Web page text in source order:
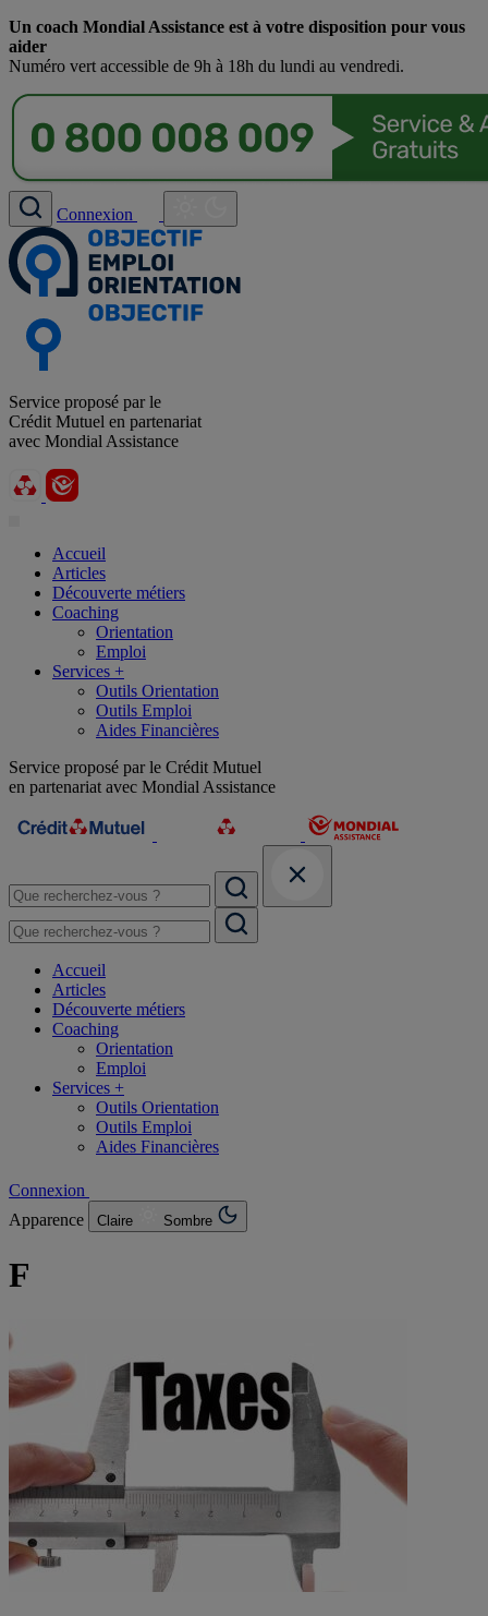
Un coach Mondial Assistance est à votre disposition pour vous
aider
Numéro vert accessible de 9h à 18h du lundi au vendredi.
Connexion
Service proposé par le
Crédit Mutuel en partenariat
avec Mondial Assistance
Accueil
Articles
Découverte métiers
Coaching
Orientation
Emploi
Services +
Outils Orientation
Outils Emploi
Aides Financières
Service proposé par le Crédit Mutuel
en partenariat avec Mondial Assistance
Accueil
Articles
Découverte métiers
Coaching
Orientation
Emploi
Services +
Outils Orientation
Outils Emploi
Aides Financières
Connexion
Apparence
Claire Sombre
F